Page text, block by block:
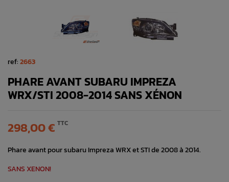
ref:2663
PHARE AVANT SUBARU IMPREZA
WRX/STI 2008-2014 SANS XÉNON
298,00 € TTC
Phare avant pour subaru Impreza WRX et STI de 2008 à 2014.
SANS XENON!